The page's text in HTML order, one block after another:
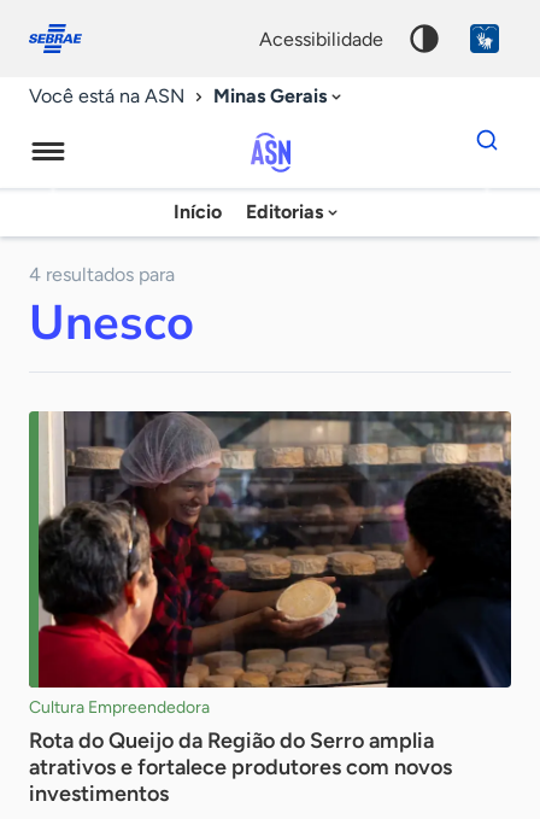
conosco
acessibilidade
Você está na ASN Minas Gerais
Agência
Sebrae
Início Editorias
Dados
para
chave
4 resultados para
Unesco
Cultura Empreendedora
Rota do Queijo da Região do Serro amplia
atrativos e fortalece produtores com novos
investimentos